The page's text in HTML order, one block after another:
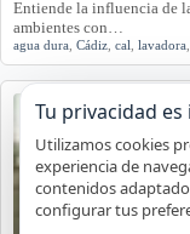
Entiende la influencia de
ambientes con…
agua dura Cádiz cal lavadora
Tu privacidad
Utilizamos cookies
experiencia de
contenidos
configurar tus